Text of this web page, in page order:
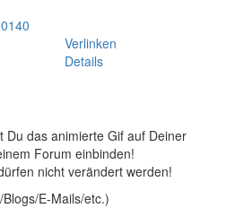
Verlinken
Details
Du das animierte Gif auf Deiner
Forum einbinden!
nicht verändert werden!
E-Mails/etc.)